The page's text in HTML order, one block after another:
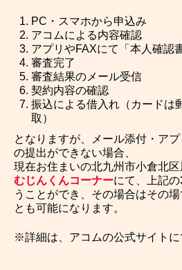
PC・スマホから申込み
アコムによる内容確認
アプリやFAXにて「本人確認
審査完了
審査結果のメール受信
契約内容の確認
振込による借入れ（カードは
取）
となりますが、メール添付・ア
の提出ができない場合、
現在お住まいの北九州市小倉北区
むじんくんコーナーにて、上記
うことができ、その場合はその
とも可能になります。
※詳細は、アコムの公式サイトに